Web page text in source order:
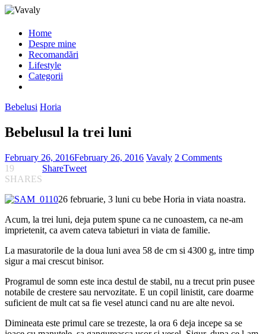
Home
Despre mine
Recomandări
Lifestyle
Categorii
Bebelusi Horia
Bebelusul la trei luni
February 26, 2016February 26, 2016 Vavaly 2 Comments
19
SHARES
ShareTweet
26 februarie, 3 luni cu bebe Horia in viata noastra.
Acum, la trei luni, deja putem spune ca ne cunoastem, ca ne-am
imprietenit, ca avem cateva tabieturi in viata de familie.
La masuratorile de la doua luni avea 58 de cm si 4300 g, intre timp
sigur a mai crescut binisor.
Programul de somn este inca destul de stabil, nu a trecut prin pusee
notabile de crestere sau nervozitate. E un copil linistit, care doarme
suficient de mult cat sa fie vesel atunci cand nu are alte nevoi.
Dimineata este primul care se trezeste, la ora 6 deja incepe sa se